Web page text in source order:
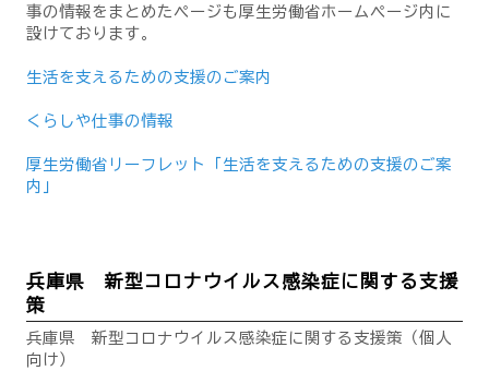
事の情報をまとめたページも厚生労働省ホームページ内に
設けております。
生活を支えるための支援のご案内
くらしや仕事の情報
厚生労働省リーフレット「生活を支えるための支援のご案
内」
兵庫県 新型コロナウイルス感染症に関する支援
策
兵庫県 新型コロナウイルス感染症に関する支援策（個人
向け）